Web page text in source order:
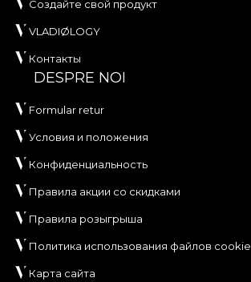
Создайте свой продукт
VLADIØLOGY
Контакты
DESPRE NOI
Formular retur
Условия и положения
Конфиденциальность
Правила акции со скидками
Правила розыгрыша
Политика использования файлов cookie
Карта сайта